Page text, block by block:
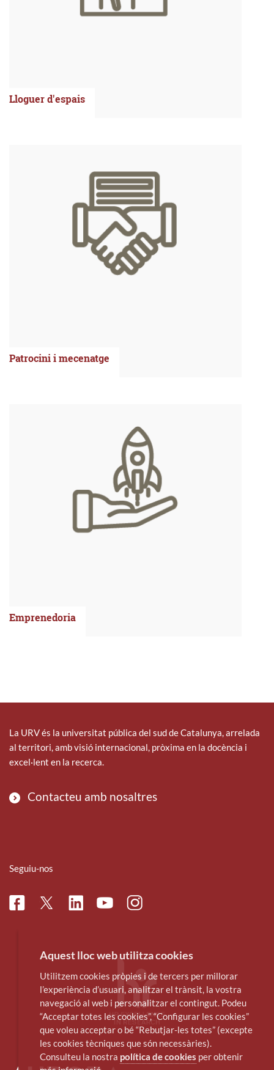
Lloguer d'espais
Patrocini i mecenatge
Emprenedoria
La URV és la universitat pública del sud de Catalunya, arrelada
al territori, amb visió internacional, pròxima en la docència i
excel·lent en la recerca.
Contacteu amb nosaltres
Seguiu-nos
FacebookTwitterLinkedinYoutubeInstagram
Aquest lloc web utilitza cookies
Utilitzem cookies pròpies i de tercers per millorar
l’experiència d’usuari, analitzar el trànsit, la vostra
navegació al web i personalitzar el contingut. Podeu
“Acceptar totes les cookies”, “Configurar les cookies”
que voleu acceptar o bé “Rebutjar-les totes” (excepte
les cookies tècniques que són necessàries).
Consulteu la nostra política de cookies per obtenir